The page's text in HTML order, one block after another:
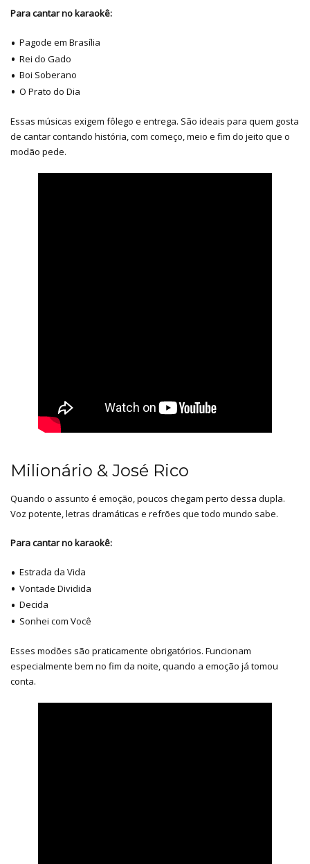
Para cantar no karaokê:
Pagode em Brasília
Rei do Gado
Boi Soberano
O Prato do Dia
Essas músicas exigem fôlego e entrega. São ideais para quem gosta
de cantar contando história, com começo, meio e fim do jeito que o
modão pede.
Milionário & José Rico
Quando o assunto é emoção, poucos chegam perto dessa dupla.
Voz potente, letras dramáticas e refrões que todo mundo sabe.
Para cantar no karaokê:
Estrada da Vida
Vontade Dividida
Decida
Sonhei com Você
Esses modões são praticamente obrigatórios. Funcionam
especialmente bem no fim da noite, quando a emoção já tomou
conta.